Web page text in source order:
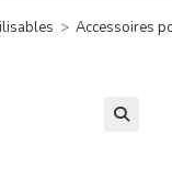
> Accessoires